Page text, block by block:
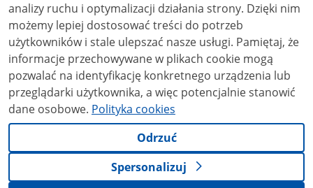
analizy ruchu i optymalizacji działania strony. Dzięki nim
możemy lepiej dostosować treści do potrzeb
użytkowników i stale ulepszać nasze usługi. Pamiętaj, że
informacje przechowywane w plikach cookie mogą
pozwalać na identyfikację konkretnego urządzenia lub
przeglądarki użytkownika, a więc potencjalnie stanowić
dane osobowe. Polityka cookies
Odrzuć
Spersonalizuj